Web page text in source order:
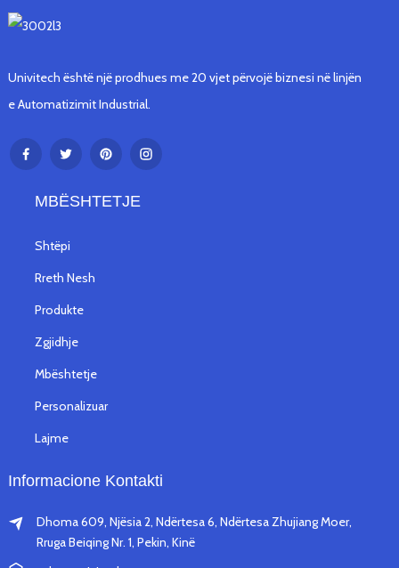
Univitech është një prodhues me 20 vjet përvojë biznesi në linjën
e Automatizimit Industrial.
MBËSHTETJE
Shtëpi
Rreth Nesh
Produkte
Zgjidhje
Mbështetje
Personalizuar
Lajme
Informacione Kontakti
Dhoma 609, Njësia 2, Ndërtesa 6, Ndërtesa Zhujiang Moer,
Rruga Beiqing Nr. 1, Pekin, Kinë